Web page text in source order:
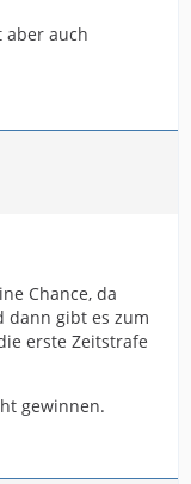
aber auch
Chance, da
dann gibt es zum
erste Zeitstrafe
gewinnen.